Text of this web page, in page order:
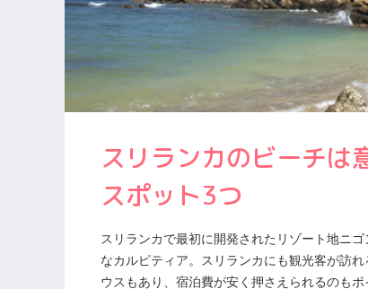
スリランカのビーチ
スポット3つ
スリランカで最初に開発されたリゾート地ニ
なカルピティア。スリランカにも観光客が訪
ウスもあり、宿泊費が安く押さえられるのもポ